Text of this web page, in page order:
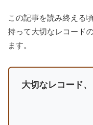
この記事を読み終える
持って大切なレコード
ます。
大切なレコード